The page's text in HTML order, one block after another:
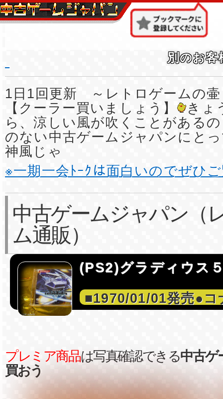
1日1回更新 ～レトロゲームの壷
【クーラー買いましょう】
きょ
ら、涼しい風が吹くことがある
のない中古ゲームジャパンにと
神風じゃ
※一期一会ﾄｰｸは面白いのでぜひ
中古ゲームジャパン（
ム通販）
(PS2)グラディウス
■1970/01/01発売●コ
プレミア商品は写真確認できる中古ゲ
買おう
別のお客